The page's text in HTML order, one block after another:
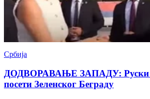
Србија
ДОДВОРАВАЊЕ ЗАПАДУ: Руски
посети Зеленског Беграду